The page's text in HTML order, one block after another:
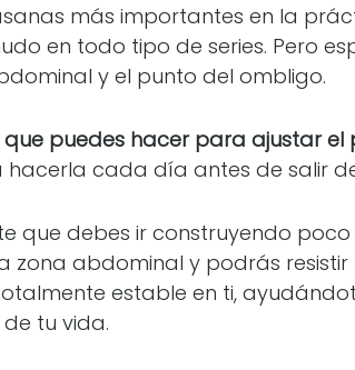
más importantes en la
en todo tipo de series. Pero
y el punto del ombligo.
puedes hacer para ajustar el
hacerla cada día antes de salir
que debes ir construyendo
zona abdominal y podrás
estable en ti,
tu vida.